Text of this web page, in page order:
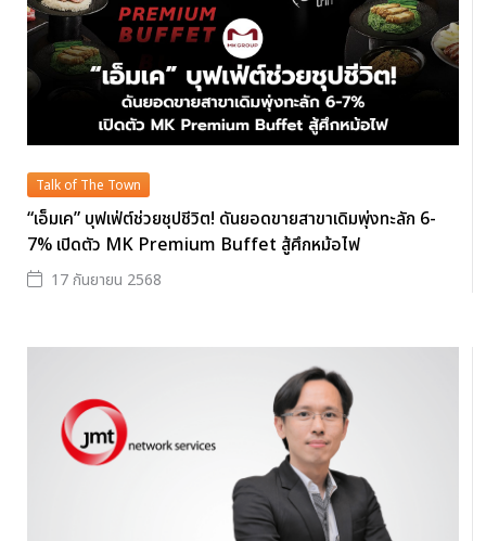
Talk of The Town
“เอ็มเค” บุฟเฟ่ต์ช่วยชุปชีวิต! ดันยอดขายสาขาเดิมพุ่งทะลัก 6-
7% เปิดตัว MK Premium Buffet สู้ศึกหม้อไฟ
17 กันยายน 2568